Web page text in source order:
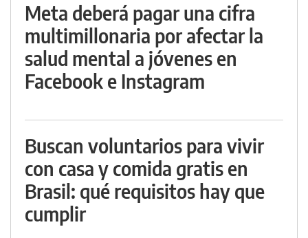
Meta deberá pagar una cifra
multimillonaria por afectar la
salud mental a jóvenes en
Facebook e Instagram
Buscan voluntarios para vivir
con casa y comida gratis en
Brasil: qué requisitos hay que
cumplir